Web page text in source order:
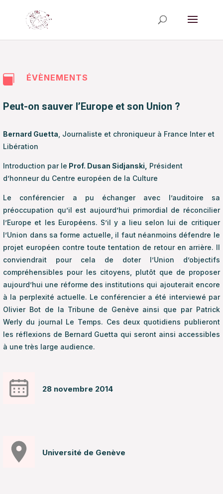
 ÉVÈNEMENTS
Peut-on sauver l’Europe et son Union ?
Bernard Guetta , Journaliste et chroniqueur à France Inter et
Libération
Introduction par le Prof. Dusan Sidjanski,
Président
d’honneur du Centre européen de la Culture
Le conférencier a pu échanger avec l’auditoire sa
préoccupation qu’il est aujourd’hui primordial de réconcilier
l’Europe et les Européens. S’il y a lieu selon lui de critiquer
l’Union dans sa forme actuelle, il faut néanmoins défendre le
projet européen contre toute tentation de retour en arrière. Il
conviendrait pour cela de doter l’Union d’objectifs
compréhensibles pour les citoyens, plutôt que de proposer
aujourd’hui une réforme des institutions qui ajouterait encore
à la perplexité actuelle. Le conférencier a été interviewé par
Olivier Bot de la Tribune de Genève ainsi que par Patrick
Werly du journal Le Temps. Ces deux quotidiens publieront
les réflexions de Bernard Guetta qui seront ainsi accessibles
à une très large audience.
28 novembre 2014
Université de Genève